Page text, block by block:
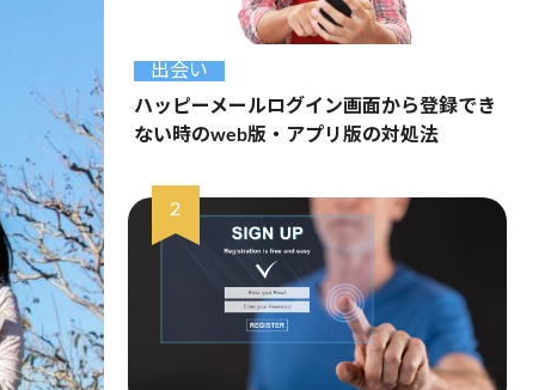
出会い
ハッピーメールログイン画面から登録でき
ない時のweb版・アプリ版の対処法